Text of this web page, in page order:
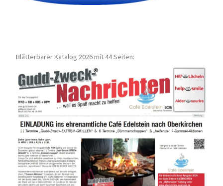
Blätterbarer Katalog 2026 mit 44 Seiten: